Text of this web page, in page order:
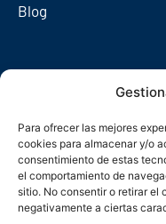
Para ofrecer las mejores
cookies para almacenar y/o
consentimiento de estas
el comportamiento de
sitio. No consentir o retirar el
negativamente a ciertas
Blog
Redes sociales